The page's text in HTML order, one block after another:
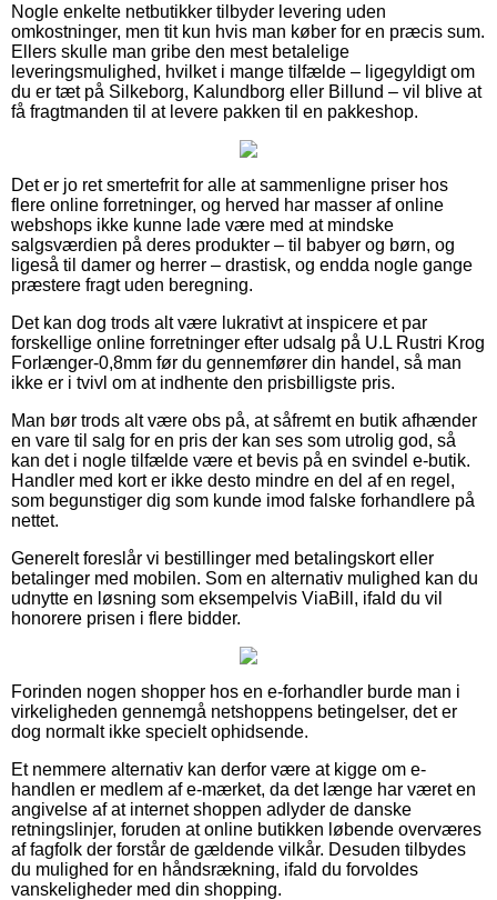
Nogle enkelte netbutikker tilbyder levering uden
omkostninger, men tit kun hvis man køber for en præcis sum.
Ellers skulle man gribe den mest betalelige
leveringsmulighed, hvilket i mange tilfælde – ligegyldigt om
du er tæt på Silkeborg, Kalundborg eller Billund – vil blive at
få fragtmanden til at levere pakken til en pakkeshop.
Det er jo ret smertefrit for alle at sammenligne priser hos
flere online forretninger, og herved har masser af online
webshops ikke kunne lade være med at mindske
salgsværdien på deres produkter – til babyer og børn, og
ligeså til damer og herrer – drastisk, og endda nogle gange
præstere fragt uden beregning.
Det kan dog trods alt være lukrativt at inspicere et par
forskellige online forretninger efter udsalg på U.L Rustri Krog
Forlænger-0,8mm før du gennemfører din handel, så man
ikke er i tvivl om at indhente den prisbilligste pris.
Man bør trods alt være obs på, at såfremt en butik afhænder
en vare til salg for en pris der kan ses som utrolig god, så
kan det i nogle tilfælde være et bevis på en svindel e-butik.
Handler med kort er ikke desto mindre en del af en regel,
som begunstiger dig som kunde imod falske forhandlere på
nettet.
Generelt foreslår vi bestillinger med betalingskort eller
betalinger med mobilen. Som en alternativ mulighed kan du
udnytte en løsning som eksempelvis ViaBill, ifald du vil
honorere prisen i flere bidder.
Forinden nogen shopper hos en e-forhandler burde man i
virkeligheden gennemgå netshoppens betingelser, det er
dog normalt ikke specielt ophidsende.
Et nemmere alternativ kan derfor være at kigge om e-
handlen er medlem af e-mærket, da det længe har været en
angivelse af at internet shoppen adlyder de danske
retningslinjer, foruden at online butikken løbende overværes
af fagfolk der forstår de gældende vilkår. Desuden tilbydes
du mulighed for en håndsrækning, ifald du forvoldes
vanskeligheder med din shopping.